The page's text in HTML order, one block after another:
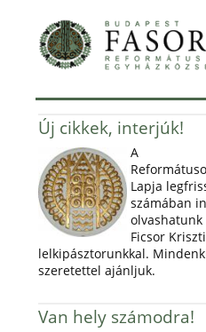
Új cikkek, interjúk!
A
Lapja
számában
olvashatunk
Ficsor
lelkipásztorunkkal.
szeretettel ajánljuk.
Van hely számodra!